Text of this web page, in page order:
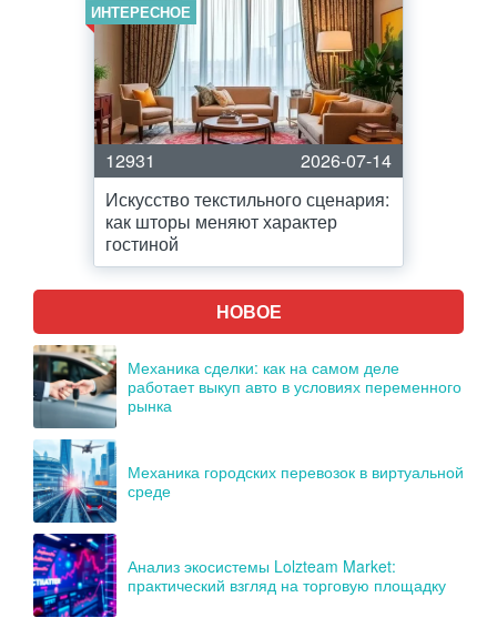
ИНТЕРЕСНОЕ
12931
2026-07-14
Искусство текстильного сценария:
как шторы меняют характер
гостиной
НОВОЕ
Механика сделки: как на самом деле
работает выкуп авто в условиях переменного
рынка
Механика городских перевозок в виртуальной
среде
Анализ экосистемы Lolzteam Market:
практический взгляд на торговую площадку